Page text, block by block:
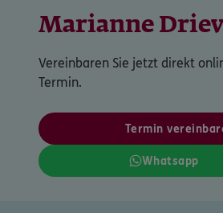
Marianne
Vereinbaren Sie jetzt direkt
Termin.
Termin
Whatsapp